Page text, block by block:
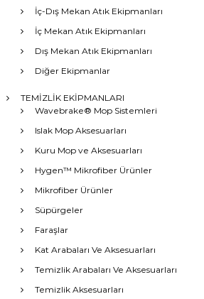
İç-Dış Mekan Atık Ekipmanları
İç Mekan Atık Ekipmanları
Dış Mekan Atık Ekipmanları
Diğer Ekipmanlar
TEMİZLİK EKİPMANLARI
Wavebrake® Mop Sistemleri
Islak Mop Aksesuarları
Kuru Mop ve Aksesuarları
Hygen™ Mikrofiber Ürünler
Mikrofiber Ürünler
Süpürgeler
Faraşlar
Kat Arabaları Ve Aksesuarları
Temizlik Arabaları Ve Aksesuarları
Temizlik Aksesuarları